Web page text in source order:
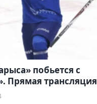
побьется с
Прямая трансляция